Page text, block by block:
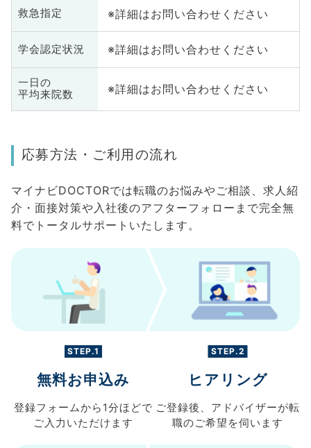
救急指定 ※詳細はお問い合わせください
学会認定状況 ※詳細はお問い合わせください
一日の
平均来院数
※詳細はお問い合わせください
応募方法・ご利用の流れ
マイナビDOCTORでは転職のお悩みやご相談、求人紹
介・面接対策や入社後のアフターフォローまで完全無
料でトータルサポートいたします。
STEP.1
無料お申込み
登録フォームから 1分ほどで
ご入力 いただけます
STEP.2
ヒアリング
ご登録後、 アドバイザーが転
職のご希望を伺います